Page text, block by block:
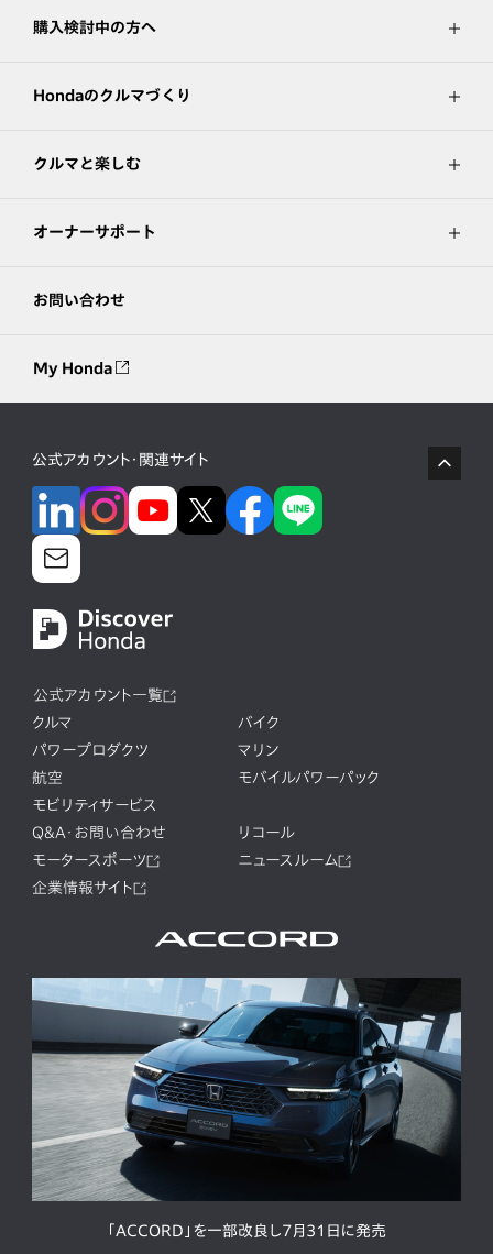
購入検討中の方へ
Hondaのクルマづくり
クルマと楽しむ
オーナーサポート
お問い合わせ
My Honda
公式アカウント・関連サイト
公式アカウント一覧
クルマ
バイク
パワープロダクツ
マリン
航空
モバイルパワーパック
モビリティサービス
Q&A・お問い合わせ
リコール
モータースポーツ
ニュースルーム
企業情報サイト
「ACCORD」を一部改良し7月31日に発売